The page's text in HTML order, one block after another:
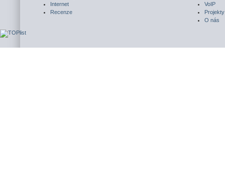
Internet
Recenze
VoIP
Projekty
O nás